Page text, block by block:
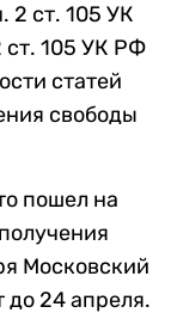
2 ст. 105 УК
ст. 105 УК РФ
статей
свободы
пошел на
Московский
до 24 апреля.